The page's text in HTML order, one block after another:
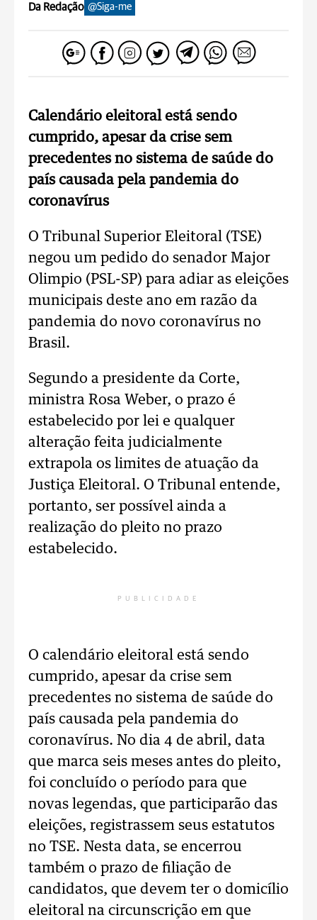
Da Redação @Siga-me
Calendário eleitoral está sendo
cumprido, apesar da crise sem
precedentes no sistema de saúde do
país causada pela pandemia do
coronavírus
O Tribunal Superior Eleitoral (TSE)
negou um pedido do senador Major
Olimpio (PSL-SP) para adiar as eleições
municipais deste ano em razão da
pandemia do novo coronavírus no
Brasil.
Segundo a presidente da Corte,
ministra Rosa Weber, o prazo é
estabelecido por lei e qualquer
alteração feita judicialmente
extrapola os limites de atuação da
Justiça Eleitoral. O Tribunal entende,
portanto, ser possível ainda a
realização do pleito no prazo
estabelecido.
PUBLICIDADE
O calendário eleitoral está sendo
cumprido, apesar da crise sem
precedentes no sistema de saúde do
país causada pela pandemia do
coronavírus. No dia 4 de abril, data
que marca seis meses antes do pleito,
foi concluído o período para que
novas legendas, que participarão das
eleições, registrassem seus estatutos
no TSE. Nesta data, se encerrou
também o prazo de filiação de
candidatos, que devem ter o domicílio
eleitoral na circunscrição em que